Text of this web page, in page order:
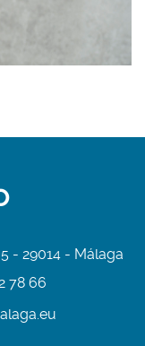
- 29014 - Málaga
78 66